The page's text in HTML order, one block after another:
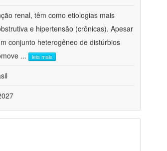
renal, têm como etiologias mais
e hipertensão (crônicas). Apesar
conjunto heterogêneo de distúrbios
... leia mais